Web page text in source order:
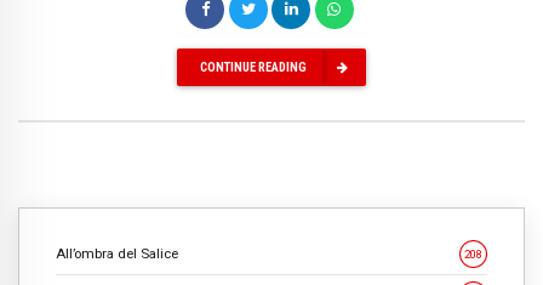
CONTINUE READING
All’ombra del Salice 208